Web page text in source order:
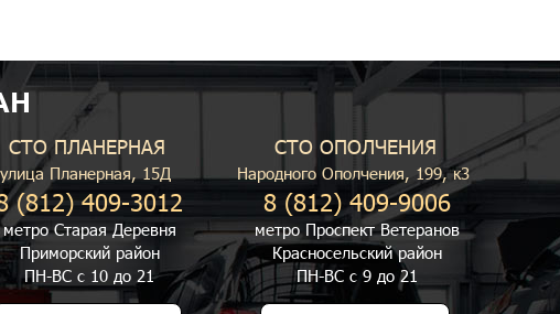
СТО ПЛАНЕРНАЯ
улица Планерная, 15Д
(812) 409-3012
метро Старая Деревня
Приморский район
ПН-ВС с 10 до 21
СТО ОПОЛЧЕНИЯ
Народного Ополчения, 199, к3
8 (812) 409-9006
метро Проспект Ветеранов
Красносельский район
ПН-ВС с 9 до 21